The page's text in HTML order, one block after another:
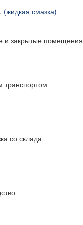
(жидкая смазка)
и закрытые помещения
транспортом
со склада